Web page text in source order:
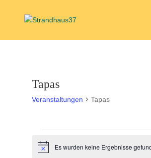
Tapas
Veranstaltungen Tapas
HinweisEs wurden keine Ergebnisse